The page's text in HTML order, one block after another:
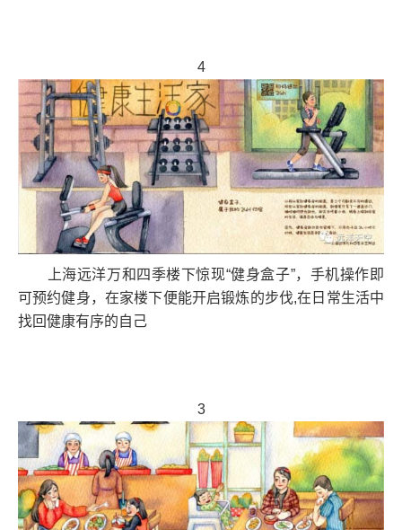
4
上海远洋万和四季楼下惊现“健身盒子”，手机操作即
可预约健身，在家楼下便能开启锻炼的步伐,在日常生活中
找回健康有序的自己
3